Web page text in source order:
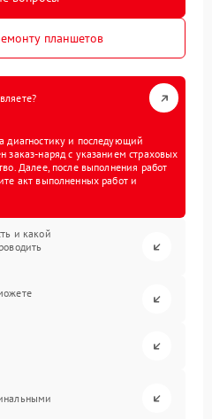
планшетов
диагностику и последующий
заказ-наряд с указанием страховых
Далее, после выполнения работ
акт выполненных работ и
и какой